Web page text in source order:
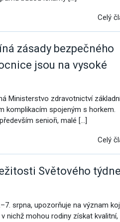
Celý
zásady bezpečného
jsou na vysoké
Ministerstvo zdravotnictví
komplikacím spojeným s horkem.
senioři, malé […]
Celý
Světového týdne
srpna, upozorňuje na význam
nichž mohou rodiny získat kvalitní,